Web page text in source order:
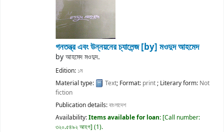
গনতন্ত্র এবং উন্নয়নের চ্যালেন্জ[by] মওদুদ আহমেদ
byআহমেদ মওদুদ.
Edition: ১ম
Material type:
Text; Format: print; Literary form: Not
fiction
Publication details:বাংলাদেশ
Availability:Items available for loan: Call number:
৩২০.৫৪৯২ আহগ (1).